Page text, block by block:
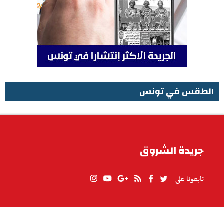
الطقس في تونس
جريدة الشروق
تابعونا على